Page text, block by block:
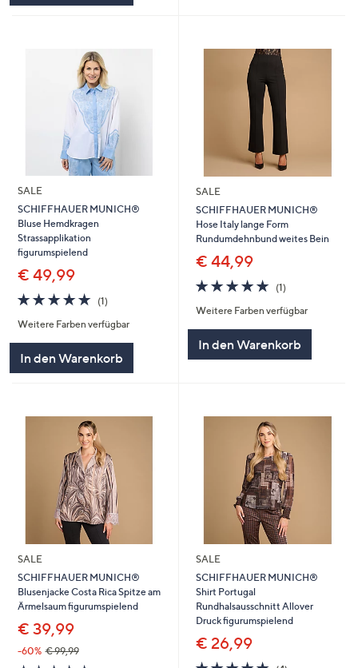
SALE
SCHIFFHAUER MUNICH®
Bluse Hemdkragen
Strassapplikation
figurumspielend
€ 49,99
5.0
von
5
(1)1
Weitere Farben verfügbar
In den Warenkorb
SALE
SCHIFFHAUER MUNICH®
Hose Italy lange Form
Rundumdehnbund weites Bein
€ 44,99
5.0
von
5
(1)1
Weitere Farben verfügbar
In den Warenkorb
SALE
SCHIFFHAUER MUNICH®
Blusenjacke Costa Rica Spitze am
Ärmelsaum figurumspielend
€ 39,99
-60% € 99,99
SALE
SCHIFFHAUER MUNICH®
Shirt Portugal
Rundhalsausschnitt Allover
Druck figurumspielend
€ 26,99
5.04